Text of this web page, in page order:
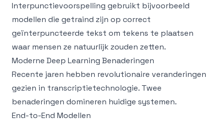
Interpunctievoorspelling gebruikt bijvoorbeeld
modellen die getraind zijn op correct
geïnterpuncteerde tekst om tekens te plaatsen
waar mensen ze natuurlijk zouden zetten.
Moderne Deep Learning Benaderingen
Recente jaren hebben revolutionaire veranderingen
gezien in transcriptietechnologie. Twee
benaderingen domineren huidige systemen.
End-to-End Modellen